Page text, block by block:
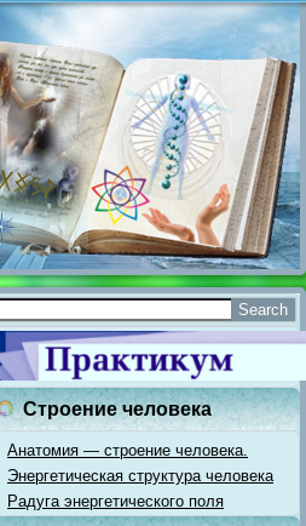
Строение человека
Анатомия — строение человека.
Энергетическая структура человека
Радуга энергетического поля